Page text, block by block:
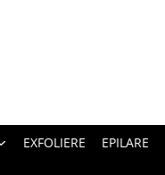
EXFOLIERE EPILARE